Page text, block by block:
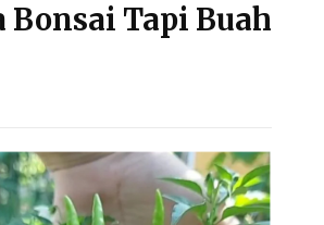
Bonsai Tapi Buah